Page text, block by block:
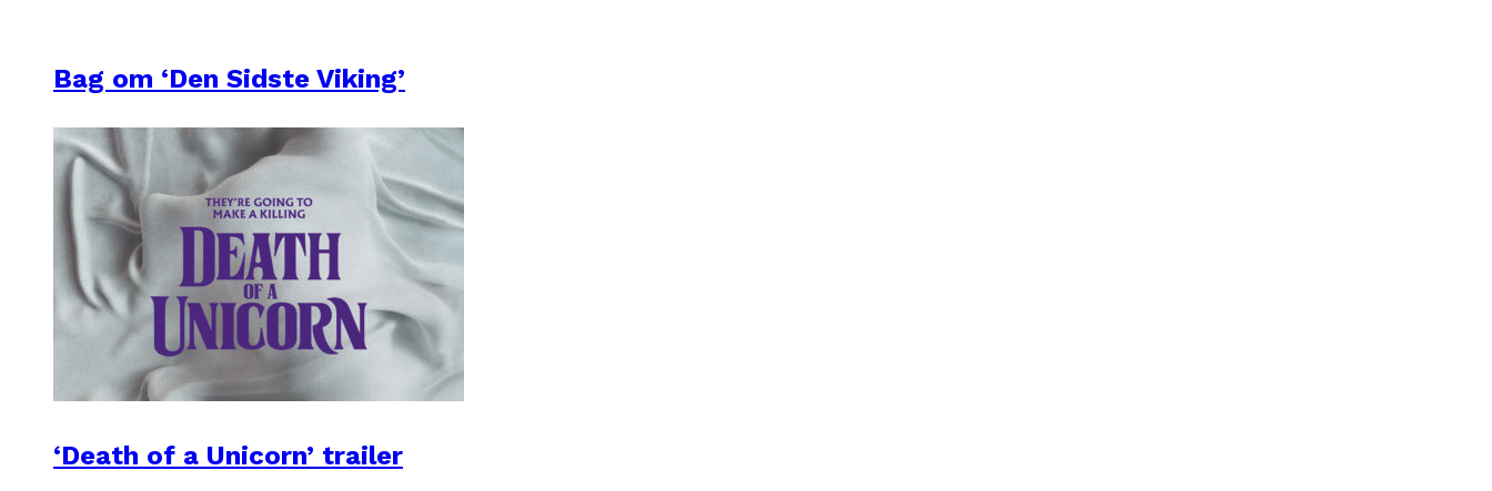
Bag om ‘Den Sidste Viking’
‘Death of a Unicorn’ trailer